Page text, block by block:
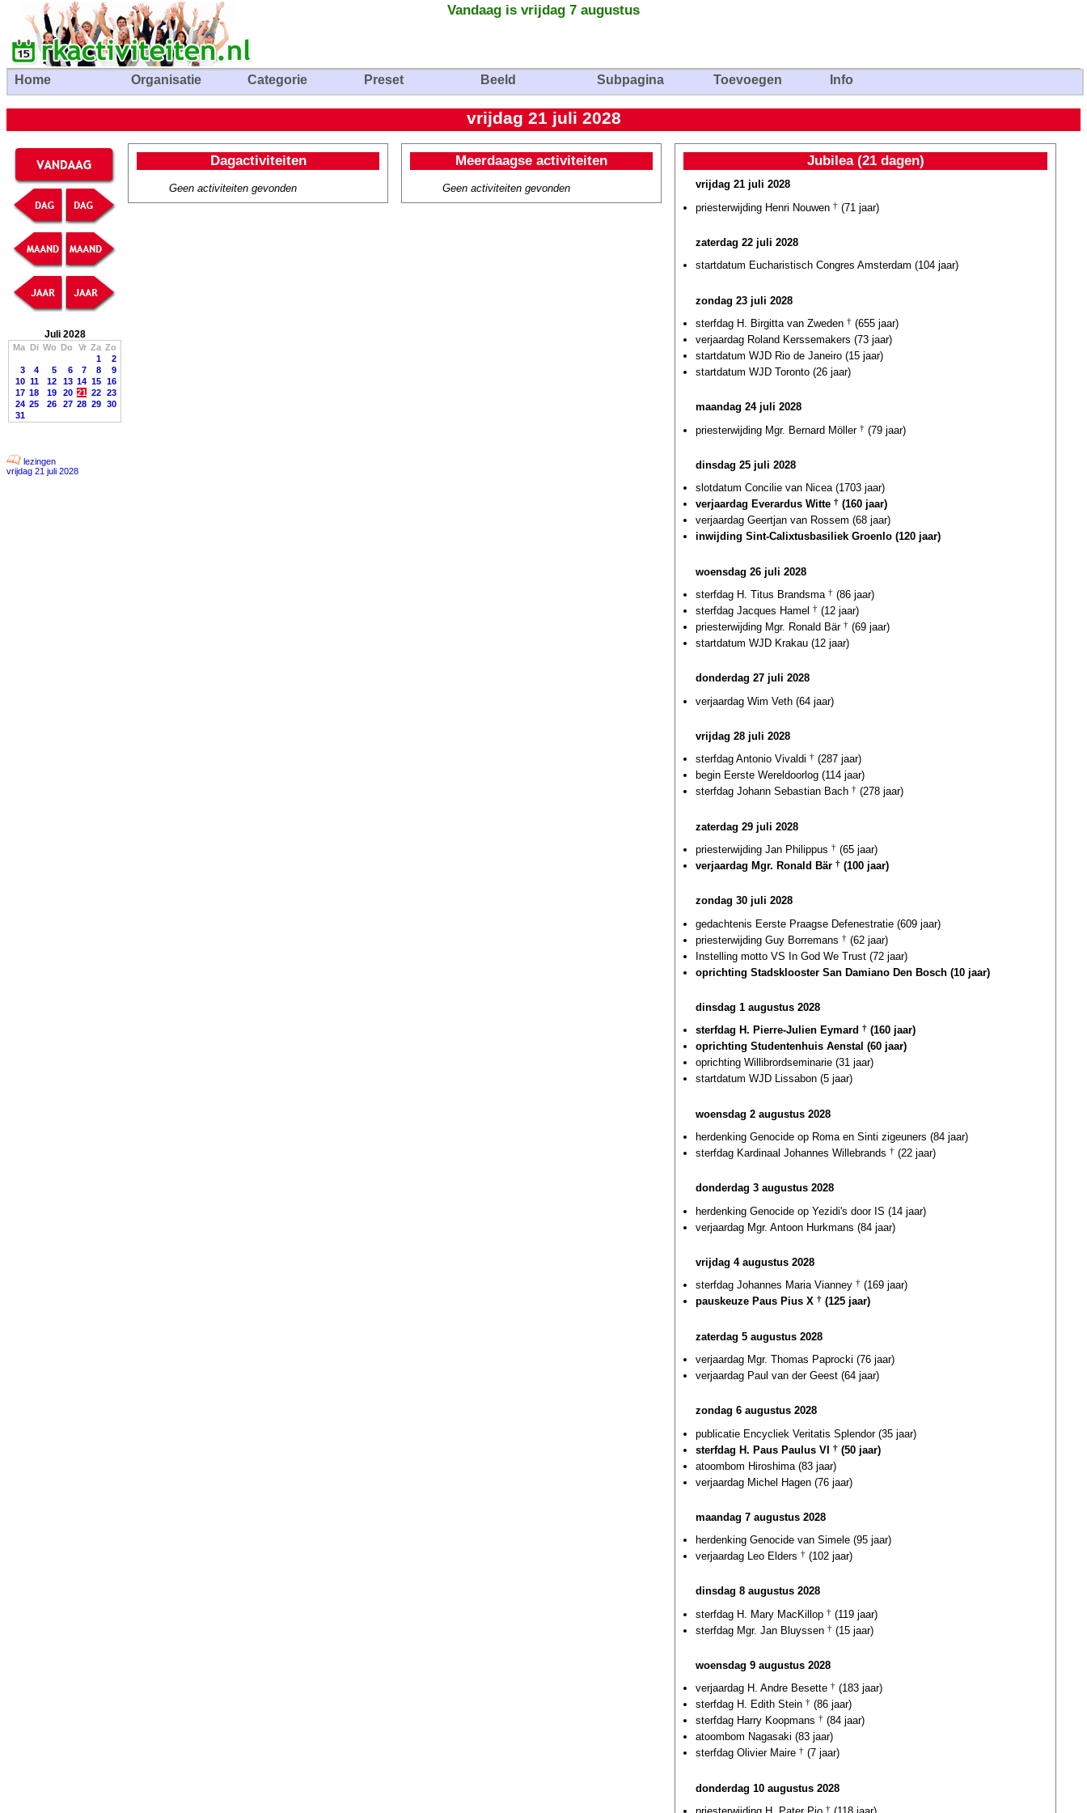
Vandaag is vrijdag 7 augustus
Home Organisatie Categorie Preset Beeld Subpagina Toevoegen Info
vrijdag 21 juli 2028
Juli 2028
Ma Di Wo Do Vr Za Zo
1
2
3
4 5 6 7 8
9
10 11 12 13 14 15 16
17 18 19 20 21 22 23
24 25 26 27 28 29 30
31
lezingen
vrijdag 21 juli 2028
Dagactiviteiten
Geen activiteiten gevonden
Meerdaagse activiteiten
Geen activiteiten gevonden
Jubilea (21 dagen)
vrijdag 21 juli 2028
priesterwijding Henri Nouwen † (71 jaar)
zaterdag 22 juli 2028
startdatum Eucharistisch Congres Amsterdam (104 jaar)
zondag 23 juli 2028
sterfdag H. Birgitta van Zweden † (655 jaar)
verjaardag Roland Kerssemakers (73 jaar)
startdatum WJD Rio de Janeiro (15 jaar)
startdatum WJD Toronto (26 jaar)
maandag 24 juli 2028
priesterwijding Mgr. Bernard Möller † (79 jaar)
dinsdag 25 juli 2028
slotdatum Concilie van Nicea (1703 jaar)
verjaardag Everardus Witte † (160 jaar)
verjaardag Geertjan van Rossem (68 jaar)
inwijding Sint-Calixtusbasiliek Groenlo (120 jaar)
woensdag 26 juli 2028
sterfdag H. Titus Brandsma † (86 jaar)
sterfdag Jacques Hamel
† (12 jaar)
priesterwijding Mgr. Ronald Bär † (69 jaar)
startdatum WJD Krakau (12 jaar)
donderdag 27 juli 2028
verjaardag Wim Veth (64 jaar)
vrijdag 28 juli 2028
sterfdag Antonio Vivaldi † (287 jaar)
begin Eerste Wereldoorlog (114 jaar)
sterfdag Johann Sebastian Bach † (278 jaar)
zaterdag 29 juli 2028
priesterwijding Jan Philippus † (65 jaar)
verjaardag Mgr. Ronald Bär † (100 jaar)
zondag 30 juli 2028
gedachtenis Eerste Praagse Defenestratie (609 jaar)
priesterwijding Guy Borremans † (62 jaar)
Instelling motto VS In God We Trust (72 jaar)
oprichting Stadsklooster San Damiano Den Bosch (10 jaar)
dinsdag 1 augustus 2028
sterfdag H. Pierre-Julien Eymard † (160 jaar)
oprichting Studentenhuis Aenstal (60 jaar)
oprichting Willibrordseminarie (31 jaar)
startdatum WJD Lissabon (5 jaar)
woensdag 2 augustus 2028
herdenking Genocide op Roma en Sinti zigeuners (84 jaar)
sterfdag Kardinaal Johannes Willebrands † (22 jaar)
donderdag 3 augustus 2028
herdenking Genocide op Yezidi's door IS (14 jaar)
verjaardag Mgr. Antoon Hurkmans (84 jaar)
vrijdag 4 augustus 2028
sterfdag Johannes Maria Vianney † (169 jaar)
pauskeuze Paus Pius X † (125 jaar)
zaterdag 5 augustus 2028
verjaardag Mgr. Thomas Paprocki (76 jaar)
verjaardag Paul van der Geest (64 jaar)
zondag 6 augustus 2028
publicatie Encycliek Veritatis Splendor (35 jaar)
sterfdag H. Paus Paulus VI † (50 jaar)
atoombom Hiroshima (83 jaar)
verjaardag Michel Hagen (76 jaar)
maandag 7 augustus 2028
herdenking Genocide van Simele (95 jaar)
verjaardag Leo Elders † (102 jaar)
dinsdag 8 augustus 2028
sterfdag H. Mary MacKillop † (119 jaar)
sterfdag Mgr. Jan Bluyssen † (15 jaar)
woensdag 9 augustus 2028
verjaardag H. Andre Besette † (183 jaar)
sterfdag H. Edith Stein † (86 jaar)
sterfdag Harry Koopmans † (84 jaar)
atoombom Nagasaki (83 jaar)
sterfdag Olivier Maire † (7 jaar)
donderdag 10 augustus 2028
†